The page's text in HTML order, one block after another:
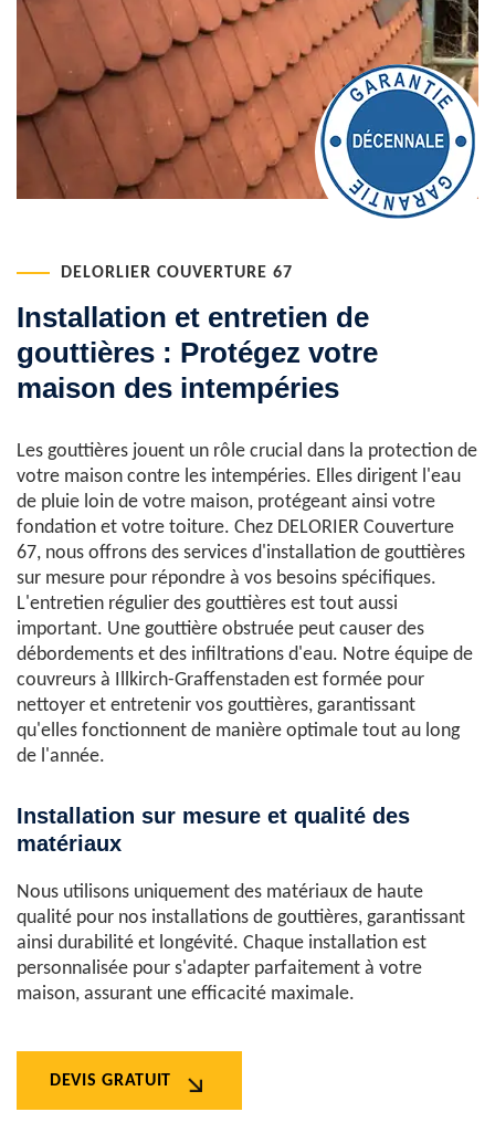
DELORLIER COUVERTURE 67
Installation et entretien de
gouttières : Protégez votre
maison des intempéries
Les gouttières jouent un rôle crucial dans la protection de
votre maison contre les intempéries. Elles dirigent l'eau
de pluie loin de votre maison, protégeant ainsi votre
fondation et votre toiture. Chez DELORIER Couverture
67, nous offrons des services d'installation de gouttières
sur mesure pour répondre à vos besoins spécifiques.
L'entretien régulier des gouttières est tout aussi
important. Une gouttière obstruée peut causer des
débordements et des infiltrations d'eau. Notre équipe de
couvreurs à Illkirch-Graffenstaden est formée pour
nettoyer et entretenir vos gouttières, garantissant
qu'elles fonctionnent de manière optimale tout au long
de l'année.
Installation sur mesure et qualité des
matériaux
Nous utilisons uniquement des matériaux de haute
qualité pour nos installations de gouttières, garantissant
ainsi durabilité et longévité. Chaque installation est
personnalisée pour s'adapter parfaitement à votre
maison, assurant une efficacité maximale.
DEVIS GRATUIT